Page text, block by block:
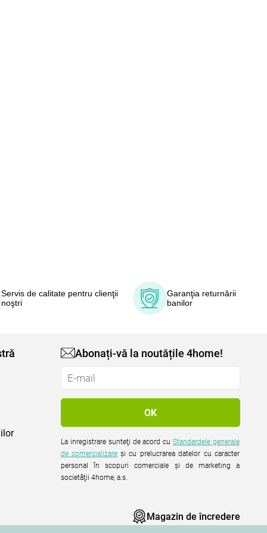
Servis de calitate pentru clienţii
noştri
Garanţia returnării
banilor
Abonați-vă la noutățile 4home!
La inregistrare sunteţi de acord cuStandardele generale
de comercializare şi cu prelucrarea datelor cu caracter
personal în scopuri comerciale şi de marketing a
societăţii 4home, a.s.
Magazin de încredere